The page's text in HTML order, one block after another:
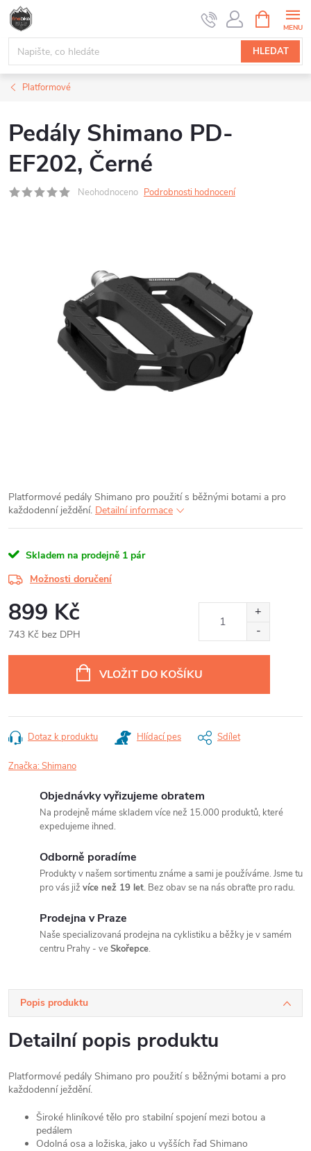
Přejít
obsah
HLEDAT
NÁKUPNÍ
KOŠÍK
Platformové
Pedály Shimano PD-
EF202, Černé
Neohodnoceno Podrobnosti hodnocení
Platformové pedály Shimano pro použití s běžnými botami a pro
každodenní ježdění. Detailní informace
Skladem na prodejně 1 pár
Možnosti doručení
899 Kč
743 Kč bez DPH
VLOŽIT DO KOŠÍKU
Dotaz k produktu Hlídací pes Sdílet
Značka:Shimano
Objednávky vyřizujeme obratem
Na prodejně máme skladem více než 15.000 produktů, které
expedujeme ihned.
Odborně poradíme
Produkty v našem sortimentu známe a sami je používáme. Jsme tu
pro vás již více než 19 let. Bez obav se na nás obraťte pro radu.
Prodejna v Praze
Naše specializovaná prodejna na cyklistiku a běžky je v samém
centru Prahy - veSkořepce.
Popis produktu
Detailní popis produktu
Platformové pedály Shimano pro použití s běžnými botami a pro
každodenní ježdění.
Široké hliníkové tělo pro stabilní spojení mezi botou a
pedálem
Odolná osa a ložiska, jako u vyšších řad Shimano